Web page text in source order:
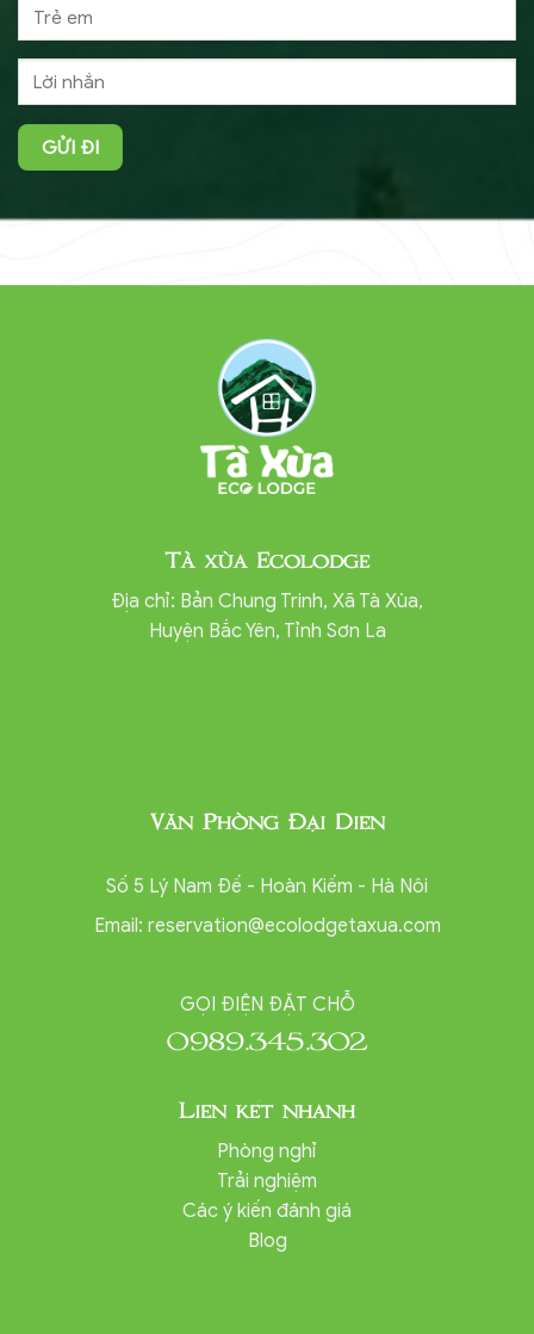
Tà xùa Ecolodge
Địa chỉ: Bản Chung Trinh, Xã Tà Xùa,
Huyện Bắc Yên, Tỉnh Sơn La
Văn Phòng Đại Diện
Số 5 Lý Nam Đế - Hoàn Kiếm - Hà Nôi
Email: reservation@ecolodgetaxua.com
GỌI ĐIỆN ĐẶT CHỖ
0989.345.302
Liên kết nhanh
Phòng nghỉ
Trải nghiệm
Các ý kiến đánh giá
Blog